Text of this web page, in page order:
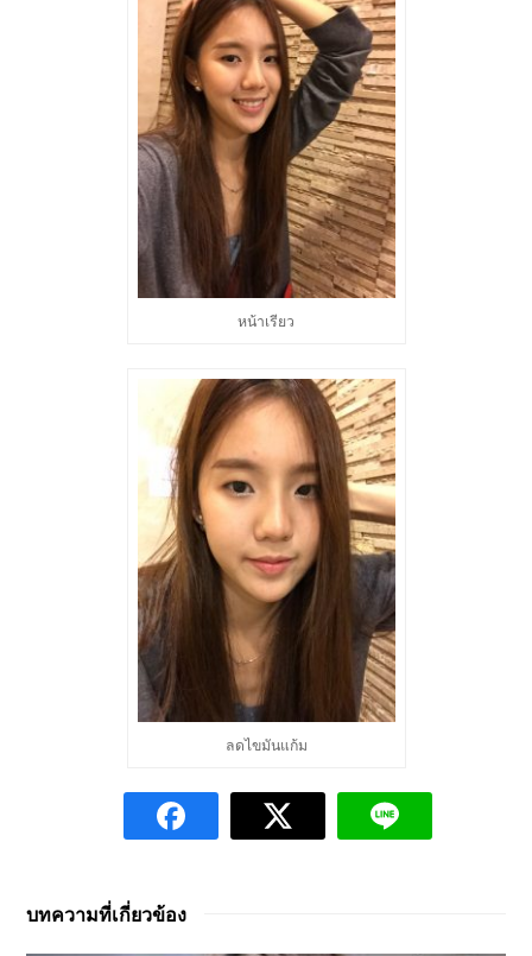
หน้าเรียว
ลดไขมันแก้ม
บทความที่เกี่ยวข้อง